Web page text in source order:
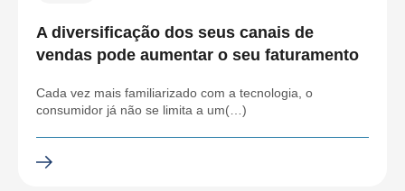
A diversificação dos seus canais de
vendas pode aumentar o seu faturamento
Cada vez mais familiarizado com a tecnologia, o
consumidor já não se limita a um(…)